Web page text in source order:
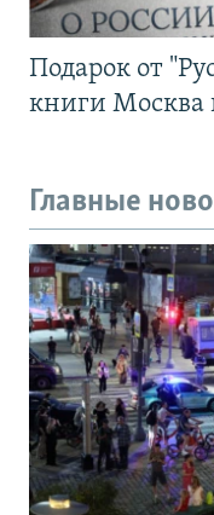
Подарок от
книги Москва
Главные